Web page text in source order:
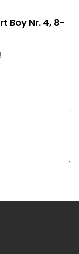
Boy Nr. 4, 8-